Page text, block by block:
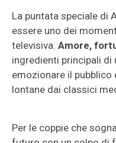
La puntata speciale di
essere uno dei
televisiva. Amore,
ingredienti principali di
emozionare il pubblico
lontane dai classici
Per le coppie che